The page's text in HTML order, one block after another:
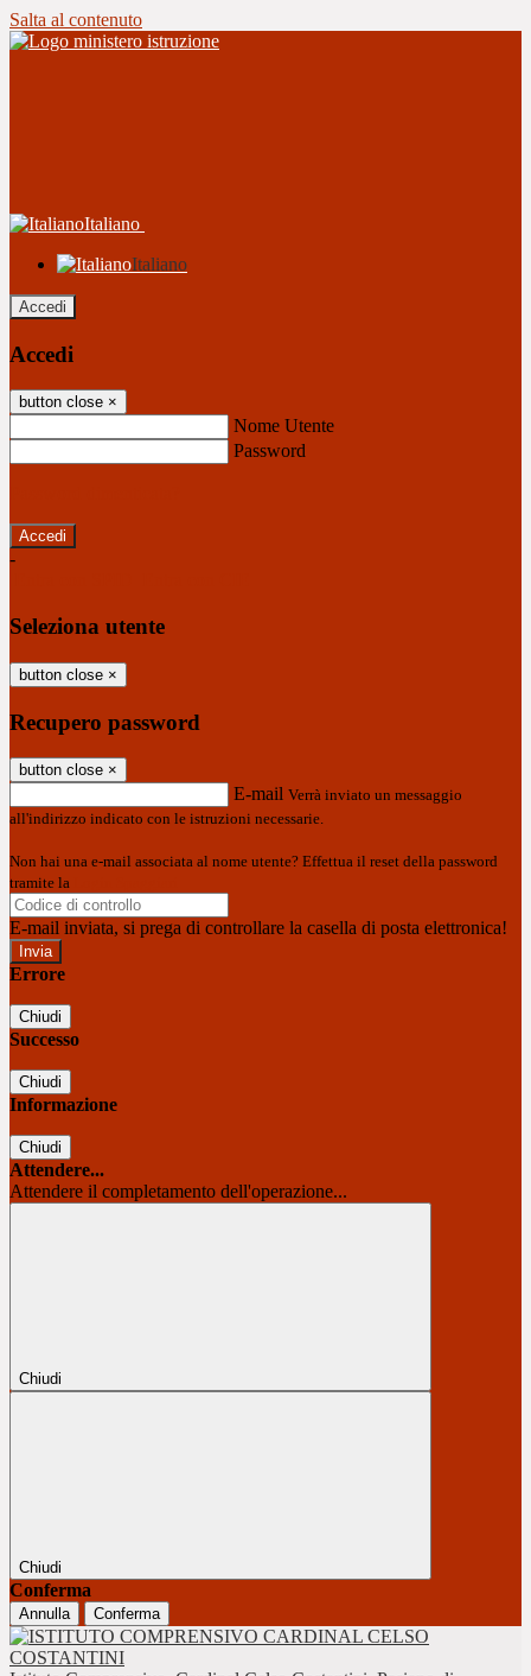
Salta al contenuto
Italiano
Italiano
Accedi
Accedi
button close ×
Nome Utente
Password
-
Seleziona utente
button close ×
Recupero password
button close ×
E-mail Verrà inviato un messaggio
all'indirizzo indicato con le istruzioni necessarie.
Non hai una e-mail associata al nome utente? Effettua il reset della password
tramite la
E-mail inviata, si prega di controllare la casella di posta elettronica!
Errore
Chiudi
Successo
Chiudi
Informazione
Chiudi
Attendere...
Attendere il completamento dell'operazione...
Chiudi
Chiudi
Conferma
Annulla Conferma